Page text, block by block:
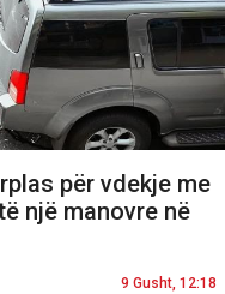
për vdekje me
një manovre në
9 Gusht, 12:18